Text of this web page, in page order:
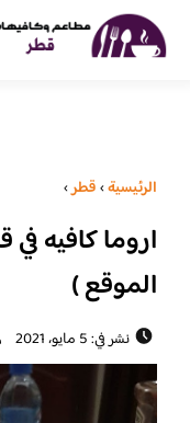
الرئيسية›قطر›
اروما كافيه في
الموقع )
نشر في: 5 مايو، 2021